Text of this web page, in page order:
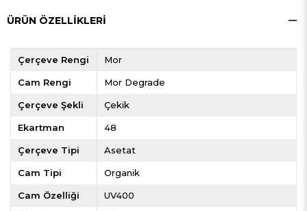
ÜRÜN ÖZELLIKLERI
Çerçeve Rengi Mor
Cam Rengi Mor Degrade
Çerçeve Şekli Çekik
Ekartman 48
Çerçeve Tipi Asetat
Cam Tipi Organik
Cam Özelliği UV400